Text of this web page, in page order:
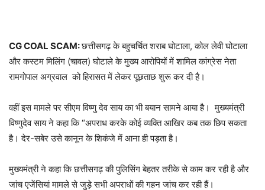
CG COAL SCAM:छत्तीसगढ़ के बहुचर्चित शराब घोटाला, कोल लेवी घोटाला
और कस्टम मिलिंग (चावल) घोटाले के मुख्य आरोपियों में शामिल कांग्रेस नेता
रामगोपाल अग्रवाल को हिरासत में लेकर पूछताछ शुरू कर दी है।
वहीं इस मामले पर सीएम विष्णु देव साय का भी बयान सामने आया है। मुख्यमंत्री
विष्णुदेव साय ने कहा कि “अपराध करके कोई व्यक्ति आखिर कब तक छिप सकता
है। देर-सबेर उसे कानून के शिकंजे में आना ही पड़ता है।
मुख्यमंत्री ने कहा कि छत्तीसगढ़ की पुलिसिंग बेहतर तरीके से काम कर रही है और
जांच एजेंसियां मामले से जुड़े सभी अपराधों की गहन जांच कर रही हैं।